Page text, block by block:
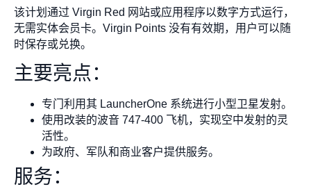
该计划通过 Virgin Red 网站或应用程序以数字方式运行，
无需实体会员卡。Virgin Points 没有有效期，用户可以随
时保存或兑换。
主要亮点：
专门利用其 LauncherOne 系统进行小型卫星发射。
使用改装的波音 747-400 飞机，实现空中发射的灵
活性。
为政府、军队和商业客户提供服务。
服务：